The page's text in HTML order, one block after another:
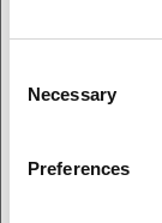
Selection
Necessary
Preferences
Beschichtung
deinem
bildet, um
All diese